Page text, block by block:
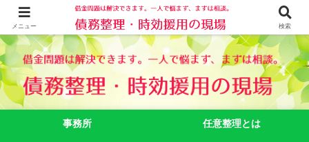
借金問題でお悩みなら司法書士法人御苑総合事務所にご相談下さい。 東京都
新宿区新宿二丁目５番１号アルテビル新宿４階 TEL:03-3356-3750
事務所 任意整理とは
メニュー 検索